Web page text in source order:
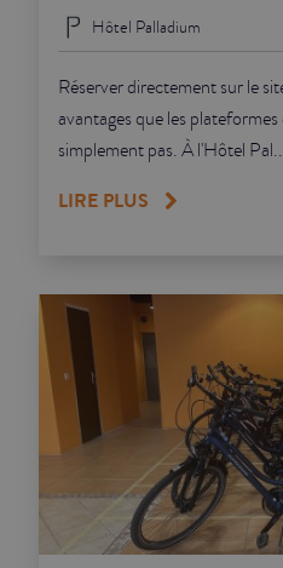
Hôtel Palladium
Réserver directement sur le
avantages que les
simplement pas. À l'Hôtel
LIRE PLUS